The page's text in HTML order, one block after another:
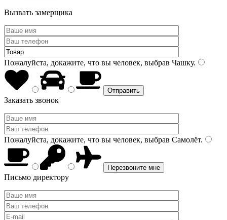
Вызвать замерщика
Пожалуйста, докажите, что вы человек, выбрав Чашку.
Заказать звонок
Пожалуйста, докажите, что вы человек, выбрав Самолёт.
Письмо директору